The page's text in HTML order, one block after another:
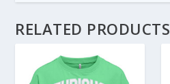
RELATED PRODUCTS